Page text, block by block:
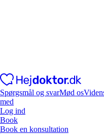
Spørgsmål og svarMød os
med
Log ind
Book
Book en konsultation